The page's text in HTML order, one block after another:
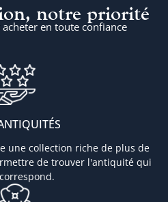
notre priorité
en toute confiance
une collection riche de plus de
de trouver l'antiquité qui